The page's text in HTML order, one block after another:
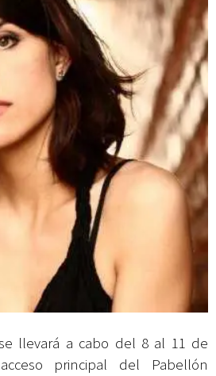
llevará a cabo del 8 al 11 de
principal del Pabellón